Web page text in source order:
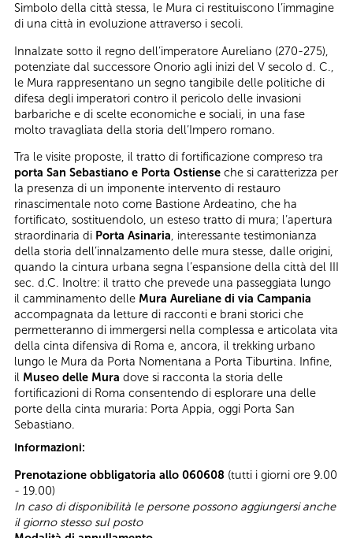
Simbolo della città stessa, le Mura ci restituiscono l’immagine
di una città in evoluzione attraverso i secoli.
Innalzate sotto il regno dell’imperatore Aureliano (270-275),
potenziate dal successore Onorio agli inizi del V secolo d. C.,
le Mura rappresentano un segno tangibile delle politiche di
difesa degli imperatori contro il pericolo delle invasioni
barbariche e di scelte economiche e sociali, in una fase
molto travagliata della storia dell’Impero romano.
Tra le visite proposte, il tratto di fortificazione compreso tra
porta San Sebastiano e Porta Ostiense che si caratterizza per
la presenza di un imponente intervento di restauro
rinascimentale noto come Bastione Ardeatino, che ha
fortificato, sostituendolo, un esteso tratto di mura; l’apertura
straordinaria di Porta Asinaria, interessante testimonianza
della storia dell’innalzamento delle mura stesse, dalle origini,
quando la cintura urbana segna l’espansione della città del III
sec. d.C. Inoltre: il tratto che prevede una passeggiata lungo
il camminamento delle Mura Aureliane di via Campania
accompagnata da letture di racconti e brani storici che
permetteranno di immergersi nella complessa e articolata vita
della cinta difensiva di Roma e, ancora, il trekking urbano
lungo le Mura da Porta Nomentana a Porta Tiburtina. Infine,
il Museo delle Mura dove si racconta la storia delle
fortificazioni di Roma consentendo di esplorare una delle
porte della cinta muraria: Porta Appia, oggi Porta San
Sebastiano.
Informazioni:
Prenotazione obbligatoria allo 060608 (tutti i giorni ore 9.00
- 19.00)
In caso di disponibilità le persone possono aggiungersi anche
il giorno stesso sul posto